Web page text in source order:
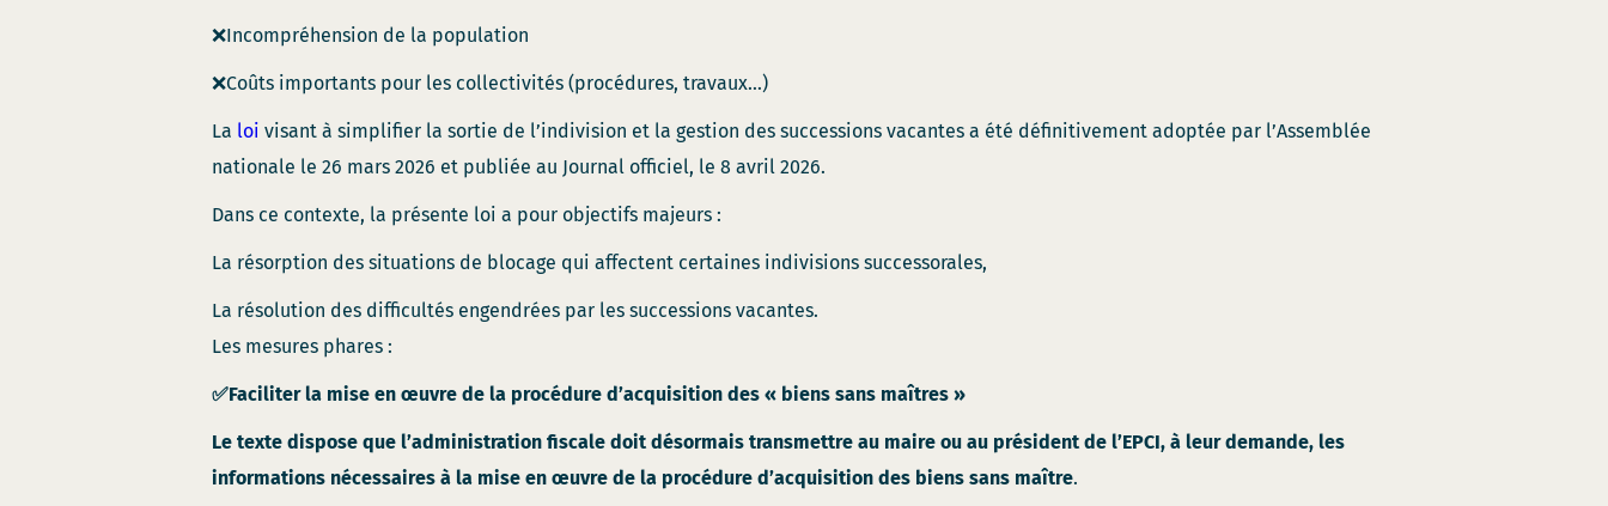
❌Incompréhension de la population
❌Coûts importants pour les collectivités (procédures, travaux…)
La loi visant à simplifier la sortie de l’indivision et la gestion des successions vacantes a été définitivement adoptée par l’Assemblée
nationale le 26 mars 2026 et publiée au Journal officiel, le 8 avril 2026.
Dans ce contexte, la présente loi a pour objectifs majeurs :
La résorption des situations de blocage qui affectent certaines indivisions successorales,
La résolution des difficultés engendrées par les successions vacantes.
Les mesures phares :
✅Faciliter la mise en œuvre de la procédure d’acquisition des « biens sans maîtres »
Le texte dispose que l’administration fiscale doit désormais transmettre au maire ou au président de l’EPCI, à leur demande, les
informations nécessaires à la mise en œuvre de la procédure d’acquisition des biens sans maître.